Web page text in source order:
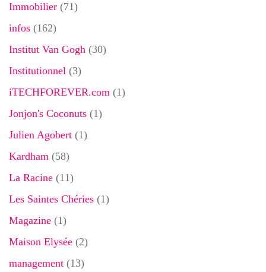
Immobilier (71)
infos (162)
Institut Van Gogh (30)
Institutionnel (3)
iTECHFOREVER.com (1)
Jonjon's Coconuts (1)
Julien Agobert (1)
Kardham (58)
La Racine (11)
Les Saintes Chéries (1)
Magazine (1)
Maison Elysée (2)
management (13)